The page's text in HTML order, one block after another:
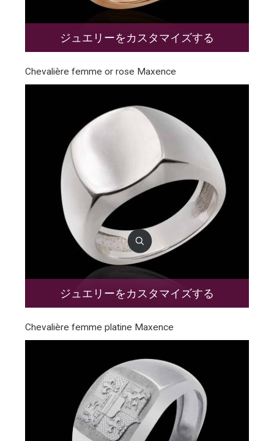
ジュエリーをカスタマイズする
Chevalière femme or rose Maxence
ジュエリーをカスタマイズする
Chevalière femme platine Maxence